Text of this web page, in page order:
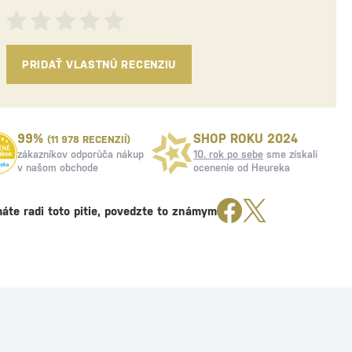
PRIDAŤ VLASTNÚ RECENZIU
99% (11 978 RECENZIÍ)
zákazníkov odporúča nákup
v našom obchode
SHOP ROKU 2024
10. rok po sebe sme získali
ocenenie od Heureka
radi toto pitie, povedzte to známym